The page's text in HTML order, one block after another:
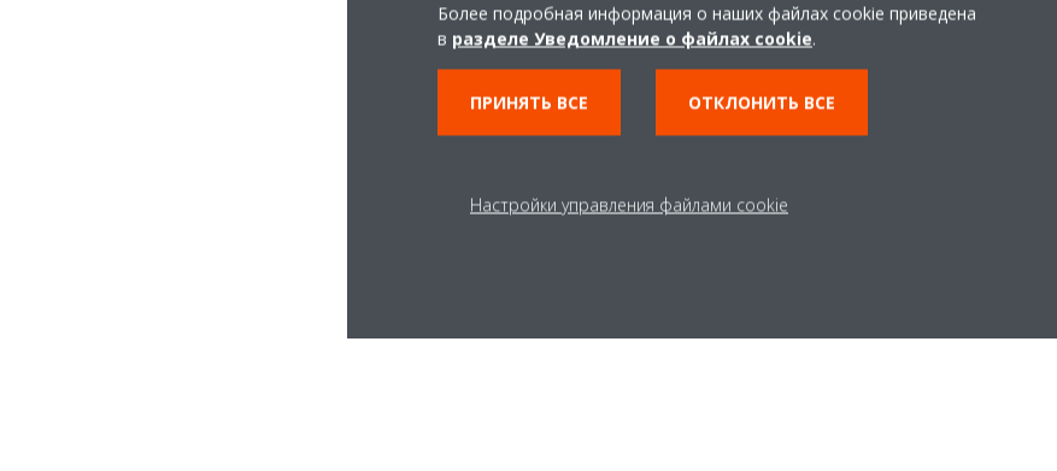
Интуитивно понятный
Идеальное решение для
Более подробная информация о наших файлах cookie приведена
в разделе Уведомление о файлах cookie.
ПРИНЯТЬ ВСЕ ОТКЛОНИТЬ ВСЕ
Настройки управления файлами cookie